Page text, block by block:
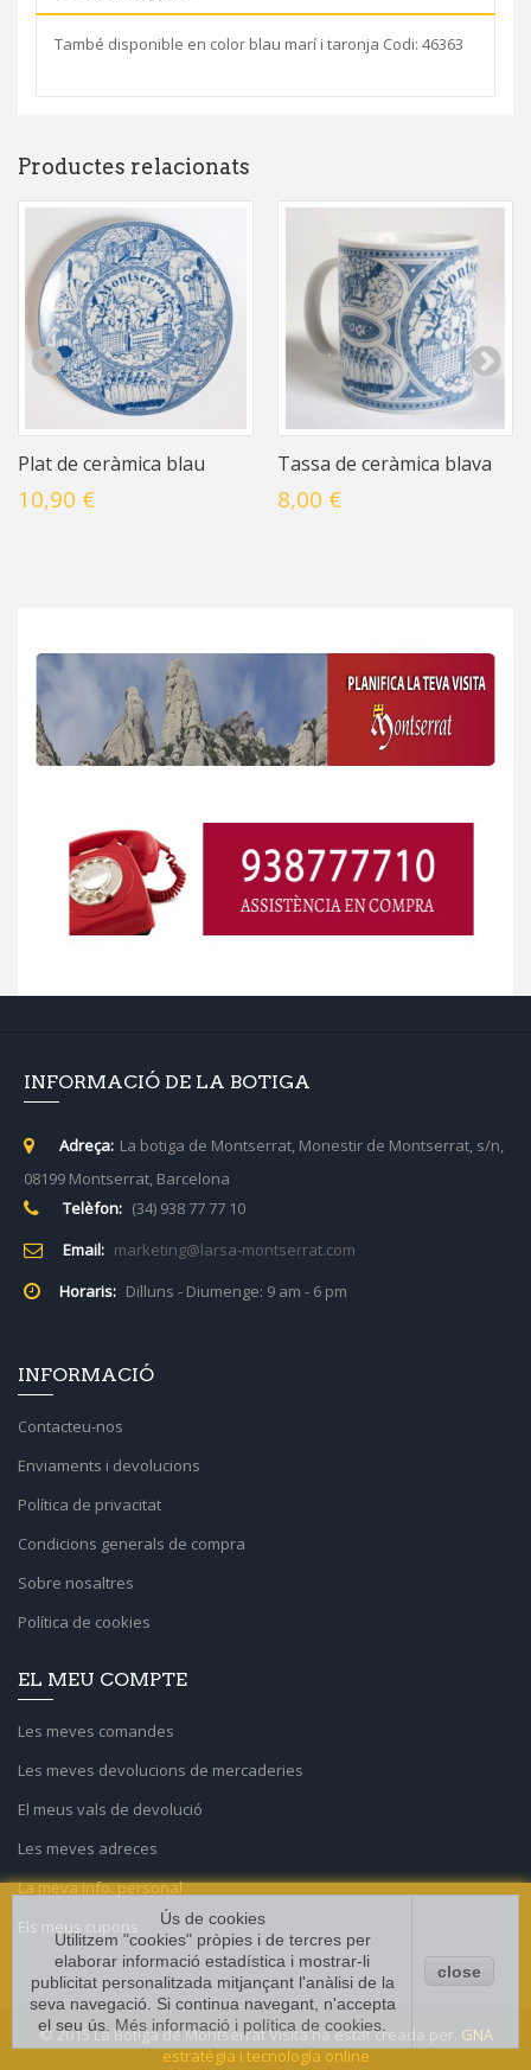
També disponible en color blau marí i taronja Codi: 46363
Productes relacionats
Plat de ceràmica blau
10,90 €
Tassa de ceràmica blava
8,00 €
INFORMACIÓ DE LA BOTIGA
Adreça: La botiga de Montserrat, Monestir de Montserrat, s/n,
08199 Montserrat, Barcelona
Telèfon: (34) 938 77 77 10
Email: marketing@larsa-montserrat.com
Horaris: Dilluns - Diumenge: 9 am - 6 pm
INFORMACIÓ
Contacteu-nos
Enviaments i devolucions
Política de privacitat
Condicions generals de compra
Sobre nosaltres
Política de cookies
EL MEU COMPTE
Les meves comandes
Les meves devolucions de mercaderies
El meus vals de devolució
Les meves adreces
La meva info. personal
Els meus cupons
Ús de cookies
Utilitzem "cookies" pròpies i de tercres per
elaborar informació estadística i mostrar-li
publicitat personalitzada mitjançant l'anàlisi de la
seva navegació. Si continua navegant, n'accepta
el seu ús. Més informació i política de cookies
close
© 2015 La Botiga de Montserrat Visita ha estat creada per. GNA
estratègia i tecnología online